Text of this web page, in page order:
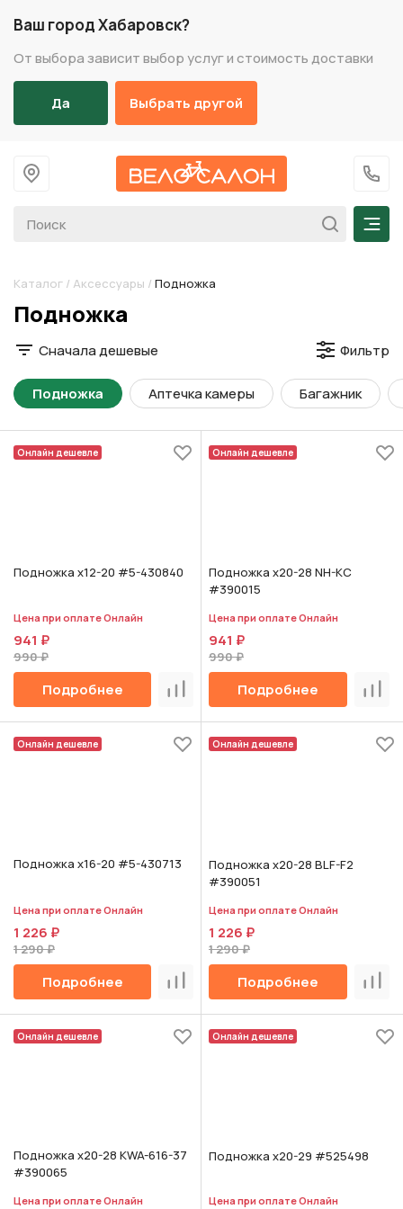
Ваш город Хабаровск?
От выбора зависит выбор услуг и стоимость доставки
Да Выбрать другой
На главную
+7
Каталог / Аксессуары / Подножка
Разделы каталога
Подножка
Сначала дешевые Фильтр
Аптечка камеры Багажник
Подножка
Онлайн дешевле
Подножка х12-20 #5-430840
Цена при оплате Онлайн
941 ₽
990 ₽
Подробнее Сравнить
Онлайн дешевле
Подножка х20-28 NH-KC
#390015
Цена при оплате Онлайн
941 ₽
990 ₽
Подробнее
Онлайн дешевле
Подножка х16-20 #5-430713
Цена при оплате Онлайн
1 226 ₽
1 290 ₽
Подробнее Сравнить
Онлайн дешевле
Подножка х20-28 BLF-F2
#390051
Цена при оплате Онлайн
1 226 ₽
1 290 ₽
Подробнее
Онлайн дешевле
Подножка х20-28 KWA-616-37
#390065
Цена при оплате Онлайн
Онлайн дешевле
Подножка х20-29 #525498
Цена при оплате Онлайн